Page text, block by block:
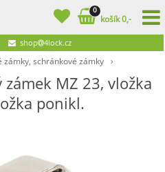
zámky, schránkové zámky ›
MZ 23, vložka
ponikl.
0
košík 0,-
shop 4lock.cz